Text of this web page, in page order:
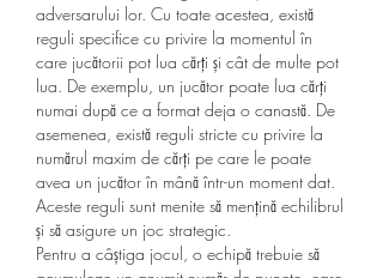
adversarului lor. Cu toate acestea, există
reguli specifice cu privire la momentul în
care jucătorii pot lua cărți și cât de multe pot
lua. De exemplu, un jucător poate lua cărți
numai după ce a format deja o canastă. De
asemenea, există reguli stricte cu privire la
numărul maxim de cărți pe care le poate
avea un jucător în mână într-un moment dat.
Aceste reguli sunt menite să mențină echilibrul
și să asigure un joc strategic.
Pentru a câștiga jocul, o echipă trebuie să